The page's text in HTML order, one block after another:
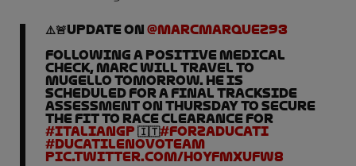
⚠️🚨Update on @marcmarquez93
Following a positive medical
check, Marc will travel to
Mugello tomorrow. He is
scheduled for a final trackside
assessment on Thursday to secure
the fit to race clearance for
#ItalianGP 🇮🇹#ForzaDucati
#DucatiLenovoTeam
pic.twitter.com/H0YFMxUFW8